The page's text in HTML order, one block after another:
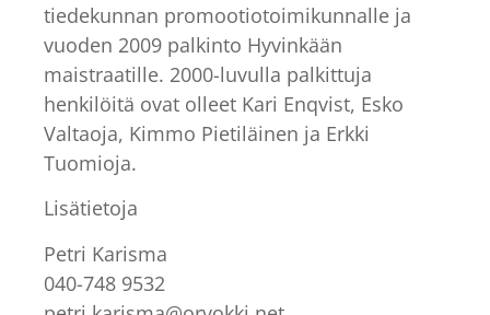
tiedekunnan promootiotoimikunnalle ja
vuoden 2009 palkinto Hyvinkään
maistraatille. 2000-luvulla palkittuja
henkilöitä ovat olleet Kari Enqvist, Esko
Valtaoja, Kimmo Pietiläinen ja Erkki
Tuomioja.
Lisätietoja
Petri Karisma
040-748 9532